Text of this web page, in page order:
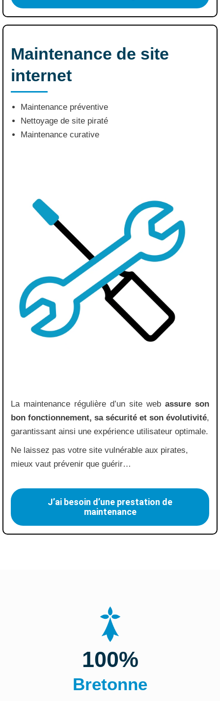
Maintenance de site
internet
Maintenance préventive
Nettoyage de site piraté
Maintenance curative
La maintenance régulière d’un site web assure son
bon fonctionnement, sa sécurité et son évolutivité,
garantissant ainsi une expérience utilisateur optimale.
Ne laissez pas votre site vulnérable aux pirates,
mieux vaut prévenir que guérir…
J’ai besoin d’une prestation de
maintenance
100%
Bretonne